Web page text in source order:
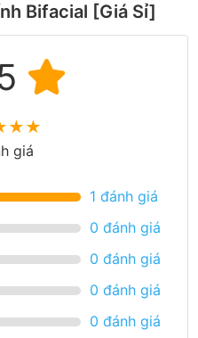
Bifacial [Giá Sỉ]
★★
giá
1 đánh giá
0 đánh giá
0 đánh giá
0 đánh giá
0 đánh giá